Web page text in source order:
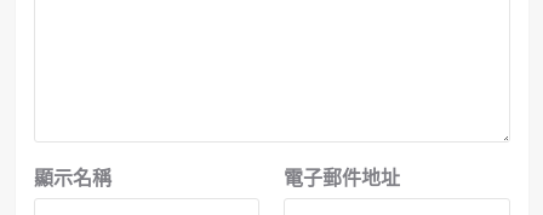
顯示名稱 電子郵件地址